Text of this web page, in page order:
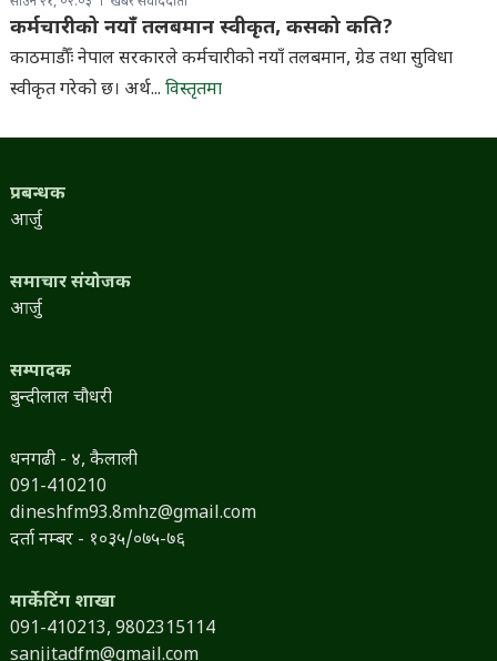
कर्मचारीको नयाँ तलबमान स्वीकृत, कसको कति?
काठमाडौँः नेपाल सरकारले कर्मचारीको नयाँ तलबमान, ग्रेड तथा सुविधा
स्वीकृत गरेको छ। अर्थ... विस्तृतमा
प्रबन्धक
आर्जु
समाचार संयोजक
आर्जु
सम्पादक
बुन्दीलाल चौधरी
धनगढी - ४, कैलाली
091-410210
dineshfm93.8mhz@gmail.com
दर्ता नम्बर - १०३५/०७५-७६
मार्केटिंग शाखा
091-410213, 9802315114
sanjitadfm@gmail.com